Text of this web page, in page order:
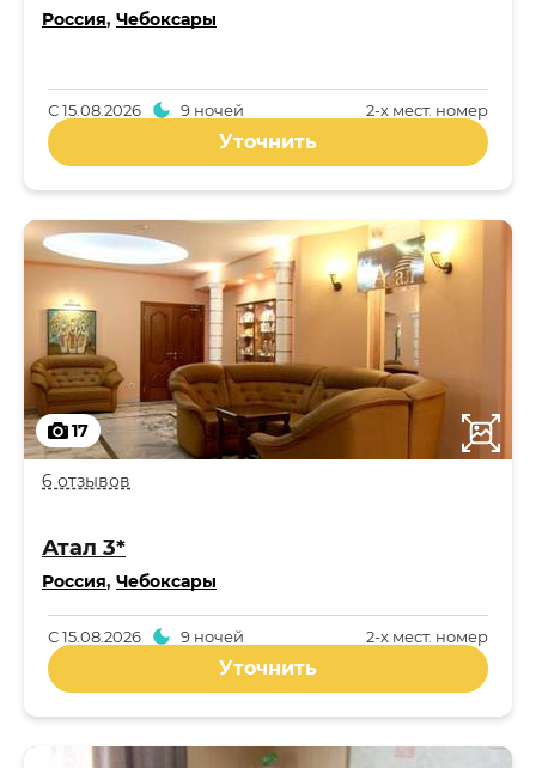
Россия, Чебоксары
2-x мест. номер
С15.08.2026 9 ночей
Уточнить
17
6 отзывов
Атал 3*
Россия, Чебоксары
2-x мест. номер
С15.08.2026 9 ночей
Уточнить